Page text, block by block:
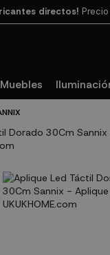
Paga en 3cuotas SIN
Muebles